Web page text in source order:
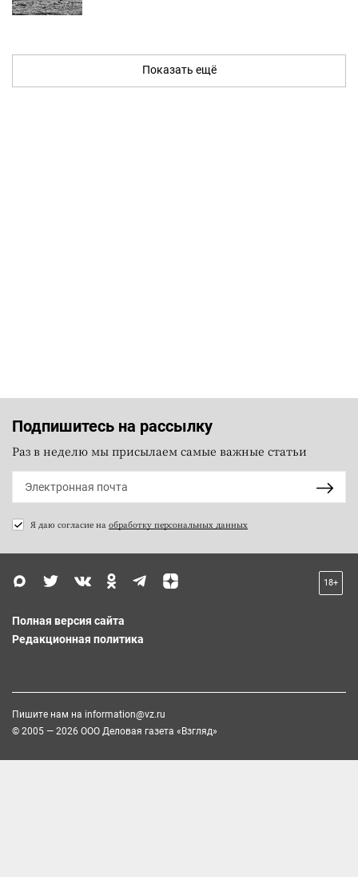
Показать ещё
Подпишитесь на рассылку
Раз в неделю мы присылаем самые важные статьи
Я даю согласие на обработку персональных данных
18+
Полная версия сайта
Редакционная политика
Пишите нам на information@vz.ru
© 2005 — 2026 ООО Деловая газета «Взгляд»